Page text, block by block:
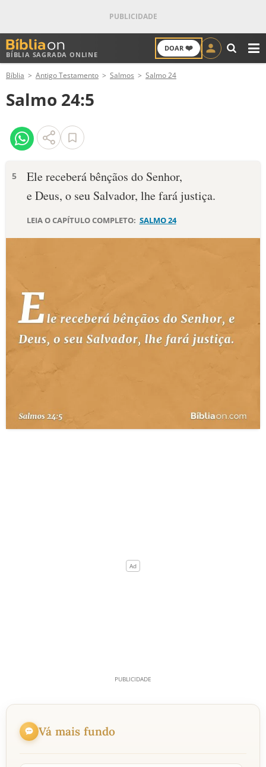
BÍBLIA SAGRADA ONLINE
DOAR ❤️
ANTIGO TESTAMENTO
NOVO TESTAMENTO
VERSÍCULOS
PALAVRA DO DIA
10 MANDAMENTOS
ESTUDOS BÍBLICOS
ESBOÇOS DE PREGAÇÃO
PERGUNTE À BÍBLIA
Bíblia Antigo Testamento Salmos Salmo 24
Salmo 24:5
5
Ele receberá bênçãos do Senhor,
e Deus, o seu Salvador, lhe fará justiça.
LEIA O CAPÍTULO COMPLETO: SALMO 24
Vá mais fundo